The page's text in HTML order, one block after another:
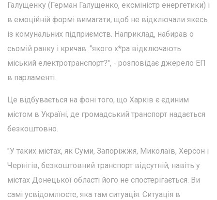
Галущенку (Герман Галущенко, ексміністр енергетики) і
в емоційній формі вимагати, щоб не відключали якесь
із комунальних підприємств. Наприклад, набирав о
сьомій ранку і кричав: "якого х*ра відключають
міський електротранспорт?", - розповідає джерело ЕП
в парламенті.
Це відбувається на фоні того, що Харків є єдиним
містом в Україні, де громадський транспорт надається
безкоштовно.
"У таких містах, як Суми, Запоріжжя, Миколаїв, Херсон і
Чернігів, безкоштовний транспорт відсутній, навіть у
містах Донецької області його не спостерігається. Ви
самі усвідомлюєте, яка там ситуація. Ситуація в